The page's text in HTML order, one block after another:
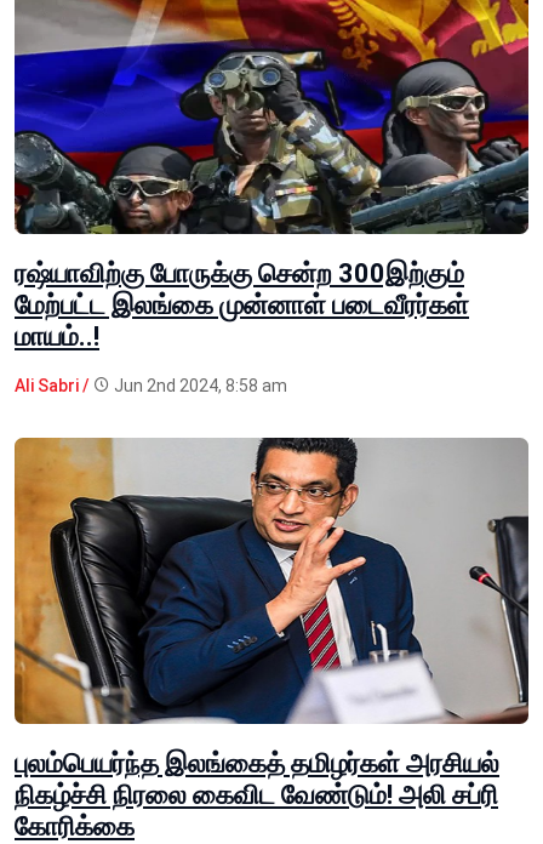
ரஷ்யாவிற்கு போருக்கு சென்ற 300இற்கும்
மேற்பட்ட இலங்கை முன்னாள் படைவீரர்கள்
மாயம்..!
Ali Sabri / Jun 2nd 2024, 8:58 am
புலம்பெயர்ந்த இலங்கைத் தமிழர்கள் அரசியல்
நிகழ்ச்சி நிரலை கைவிட வேண்டும்! அலி சப்ரி
கோரிக்கை